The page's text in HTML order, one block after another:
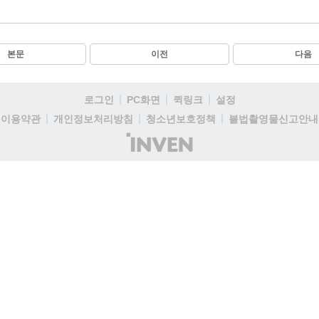
본문 이전 다음
로그인 PC화면 퀵링크
설정
이용약관
개인정보처리방침 청소년보호정책
불법촬영물신고안내
(주)
인